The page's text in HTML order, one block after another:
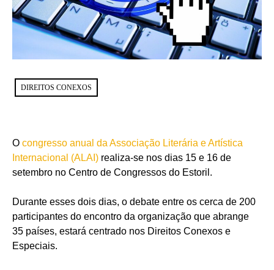
DIREITOS CONEXOS
O congresso anual da Associação Literária e Artística
Internacional (ALAI) realiza-se nos dias 15 e 16 de
setembro no Centro de Congressos do Estoril.
Durante esses dois dias, o debate entre os cerca de 200
participantes do encontro da organização que abrange
35 países, estará centrado nos Direitos Conexos e
Especiais.